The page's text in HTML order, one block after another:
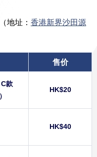
地址： 香港新界沙田源
售价
款
HK$20
HK$40